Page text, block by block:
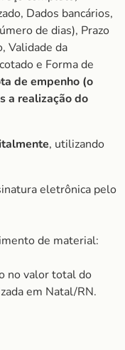
Dados bancários,
de dias), Prazo
Validade da
e Forma de
de empenho (o
a realização do
, utilizando
eletrônica pelo
de material:
no valor total do
em Natal/RN.